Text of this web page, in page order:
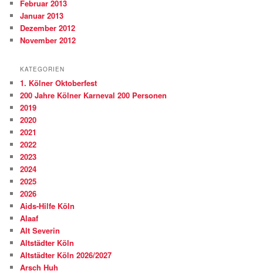
Februar 2013
Januar 2013
Dezember 2012
November 2012
KATEGORIEN
1. Kölner Oktoberfest
200 Jahre Kölner Karneval 200 Personen
2019
2020
2021
2022
2023
2024
2025
2026
Aids-Hilfe Köln
Alaaf
Alt Severin
Altstädter Köln
Altstädter Köln 2026/2027
Arsch Huh